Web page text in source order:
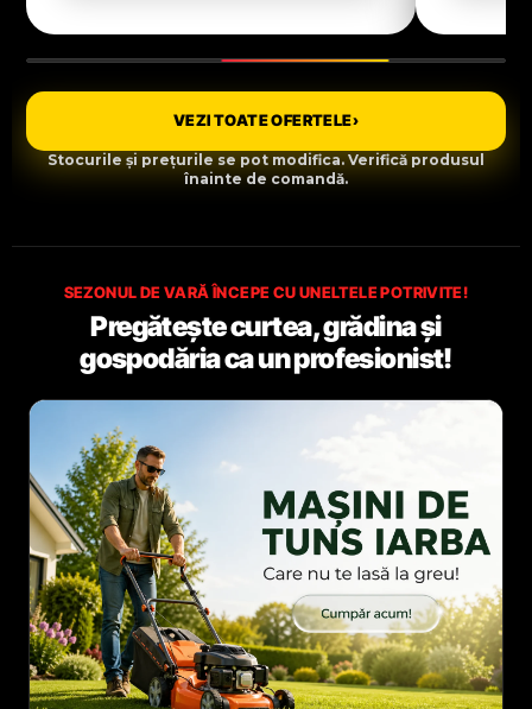
VEZI TOATE OFERTELE›
Stocurile și prețurile se pot modifica. Verifică produsul
înainte de comandă.
SEZONUL DE VARĂ ÎNCEPE CU UNELTELE POTRIVITE!
Pregătește curtea, grădina și
gospodăria ca un profesionist!